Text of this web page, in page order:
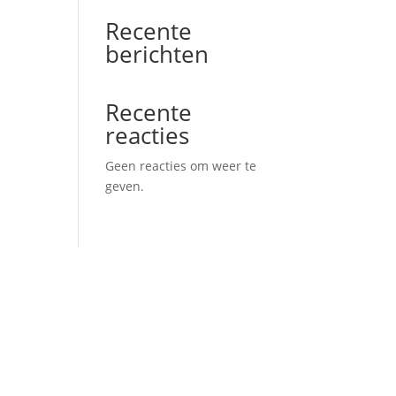
Recente
berichten
Recente
reacties
Geen reacties om weer te
geven.